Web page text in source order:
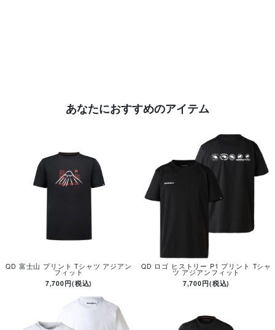
あなたにおすすめのアイテム
QD 富士山 プリント Tシャツ アジアン
フィット
7,700円(税込)
QD ロゴ ヒストリー P1 プリント Tシャ
ツ アジアンフィット
7,700円(税込)